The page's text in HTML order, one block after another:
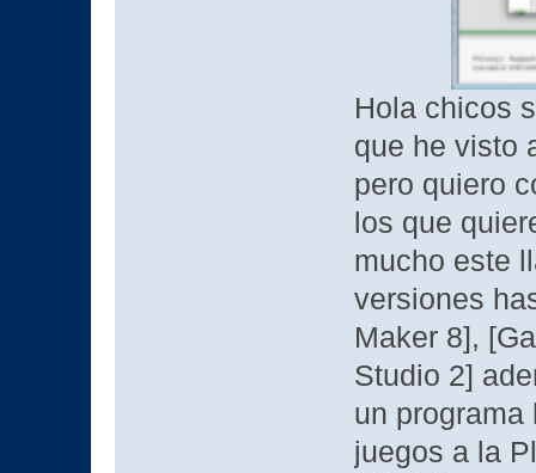
Hola chicos
que he visto
pero quiero
los que
mucho este
versiones
Maker 8],
Studio 2]
un programa
juegos a la